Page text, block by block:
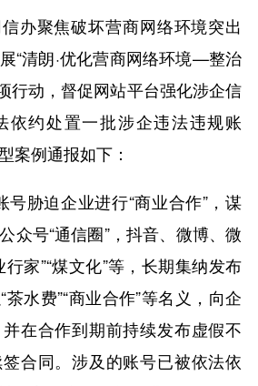
办聚焦破坏营商网络环境突出
“清朗·优化营商网络环境—整治
行动，督促网站平台强化涉企信
依约处置一批涉企违法违规账
案例通报如下：
号胁迫企业进行“商业合作”，谋
众号“通信圈”，抖音、微博、微
家”“煤文化”等，长期集纳发布
水费”“商业合作”等名义，向企
在合作到期前持续发布虚假不
合同。涉及的账号已被依法依